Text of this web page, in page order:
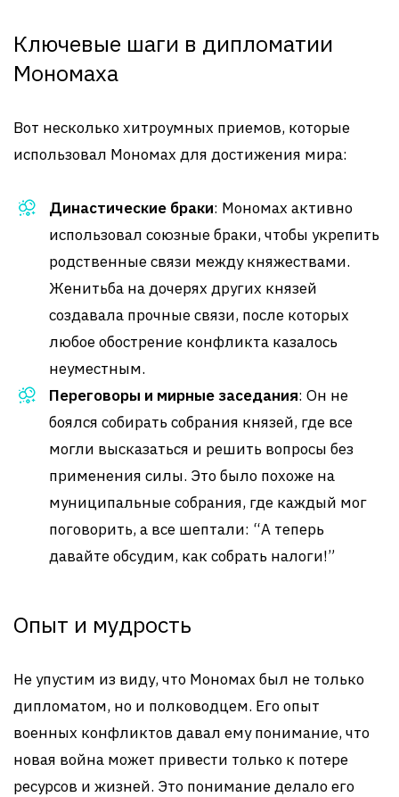
Ключевые шаги в дипломатии
Мономаха
Вот несколько хитроумных приемов, которые
использовал Мономах для достижения мира:
Династические браки: Мономах активно
использовал союзные браки, чтобы укрепить
родственные связи между княжествами.
Женитьба на дочерях других князей
создавала прочные связи, после которых
любое обострение конфликта казалось
неуместным.
Переговоры и мирные заседания: Он не
боялся собирать собрания князей, где все
могли высказаться и решить вопросы без
применения силы. Это было похоже на
муниципальные собрания, где каждый мог
поговорить, а все шептали: “А теперь
давайте обсудим, как собрать налоги!”
Опыт и мудрость
Не упустим из виду, что Мономах был не только
дипломатом, но и полководцем. Его опыт
военных конфликтов давал ему понимание, что
новая война может привести только к потере
ресурсов и жизней. Это понимание делало его